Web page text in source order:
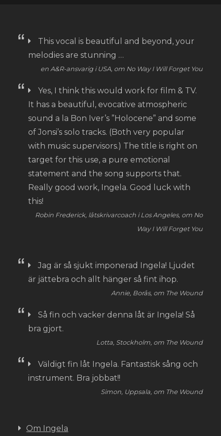
This vocal is beautiful and beyond, your
melodies are stunning …
en A&R-ansvarig i USA, om No Way I Will Forget You
Yes, I think this would work for film & TV.
It has a beautiful, evocative atmospheric
sound a la Bon Iver’s ”Holocene” and some
of Jonsi’s solo tracks. (Both very popular
with music supervisors.) The title is right on
target for this use, a pure emotional
statement and the song supports that.
Really good work, Ingela. Good luck with
this!
Robin Frederick, låtskrivarcoach i Los Angeles, om No
Way I Will Forget You
Jag är så sjukt imponerad Ingela! Ljudet
är jättebra och allt hänger så fint ihop.
Annie, Borås, om The Wound
Så fin och vacker denna låt är Ingela! Så
bra gjort.
Lotta, Stockholm, om The Wound
Väldigt fin låt Ingela. Fantastisk sång och
instrument. Bra jobbat!!
Simon, Uppsala, om The Wound
Om Ingela